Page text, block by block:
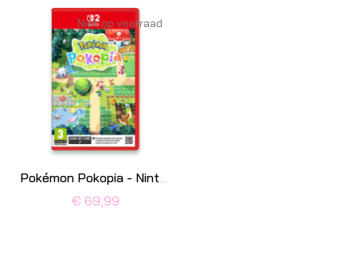
Pokémon Pokopia - Nintendo Switch 2
€ 69,99
Niet op voorraad